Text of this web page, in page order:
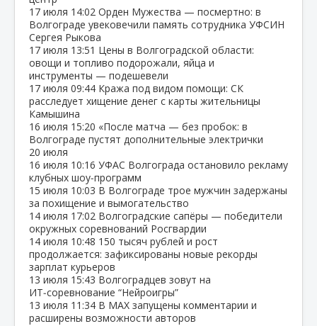
17 июля 14:02 Орден Мужества — посмертно: в
Волгограде увековечили память сотрудника УФСИН
Сергея Рыкова
17 июля 13:51 Цены в Волгоградской области:
овощи и топливо подорожали, яйца и
инструменты — подешевели
17 июля 09:44 Кража под видом помощи: СК
расследует хищение денег с карты жительницы
Камышина
16 июля 15:20 «После матча — без пробок: в
Волгограде пустят дополнительные электрички
20 июля
16 июля 10:16 УФАС Волгограда остановило рекламу
клубных шоу‑программ
15 июля 10:03 В Волгограде трое мужчин задержаны
за похищение и вымогательство
14 июля 17:02 Волгоградские сапёры — победители
окружных соревнований Росгвардии
14 июля 10:48 150 тысяч рублей и рост
продолжается: зафиксированы новые рекорды
зарплат курьеров
13 июля 15:43 Волгоградцев зовут на
ИТ‑соревнование “Нейроигры”
13 июля 11:34 В МАХ запущены комментарии и
расширены возможности авторов